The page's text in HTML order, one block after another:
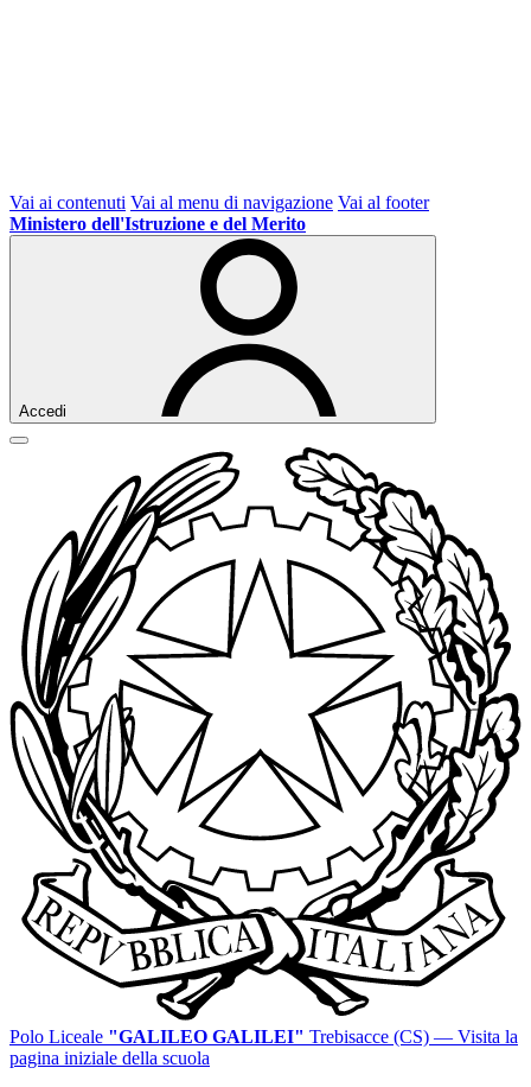
Vai ai contenuti Vai al menu di navigazione Vai al footer
Ministero dell'Istruzione e del Merito
Accedi
Polo Liceale "GALILEO GALILEI" Trebisacce (CS) — Visita la
pagina iniziale della scuola